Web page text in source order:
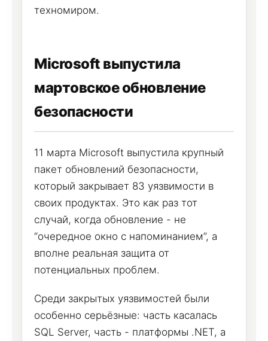
техномиром.
Microsoft выпустила
мартовское обновление
безопасности
11 марта Microsoft выпустила крупный
пакет обновлений безопасности,
который закрывает 83 уязвимости в
своих продуктах. Это как раз тот
случай, когда обновление - не
“очередное окно с напоминанием”, а
вполне реальная защита от
потенциальных проблем.
Среди закрытых уязвимостей были
особенно серьёзные: часть касалась
SQL Server, часть - платформы .NET, а